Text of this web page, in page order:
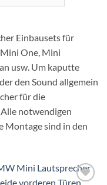
Einbausets für
One, Mini
usw. Um kaputte
den Sound allgemein
für die
notwendigen
Montage sind in den